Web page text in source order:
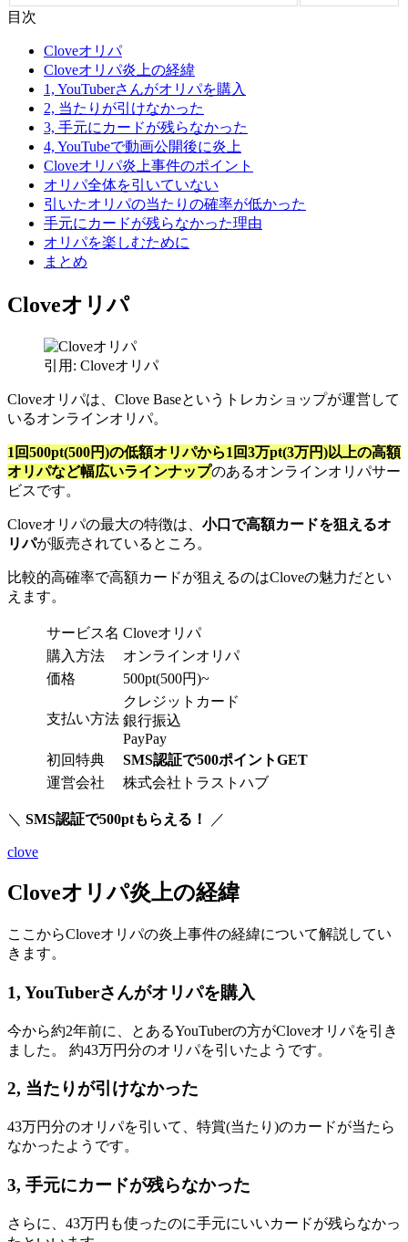
目次
Cloveオリパ
Cloveオリパ炎上の経緯
1, YouTuberさんがオリパを購入
2, 当たりが引けなかった
3, 手元にカードが残らなかった
4, YouTubeで動画公開後に炎上
Cloveオリパ炎上事件のポイント
オリパ全体を引いていない
引いたオリパの当たりの確率が低かった
手元にカードが残らなかった理由
オリパを楽しむために
まとめ
Cloveオリパ
引用: Cloveオリパ
Cloveオリパは、Clove Baseというトレカショップが運営して
いるオンラインオリパ。
1回500pt(500円)の低額オリパから1回3万pt(3万円)以上の高額
オリパなど幅広いラインナップのあるオンラインオリパサー
ビスです。
Cloveオリパの最大の特徴は、 小口で高額カードを狙えるオ
リパが販売されているところ。
比較的高確率で高額カードが狙えるのはCloveの魅力だとい
えます。
サービス名 Cloveオリパ
購入方法
オンラインオリパ
価格
500pt(500円)~
支払い方法
クレジットカード
銀行振込
PayPay
初回特典
SMS認証で500ポイントGET
運営会社
株式会社トラストハブ
＼ SMS認証で500ptもらえる！ ／
clove
Cloveオリパ炎上の経緯
ここからCloveオリパの炎上事件の経緯について解説してい
きます。
1, YouTuberさんがオリパを購入
今から約2年前に、とあるYouTuberの方がCloveオリパを引き
ました。 約43万円分のオリパを引いたようです。
2, 当たりが引けなかった
43万円分のオリパを引いて、特賞(当たり)のカードが当たら
なかったようです。
3, 手元にカードが残らなかった
さらに、43万円も使ったのに手元にいいカードが残らなかっ